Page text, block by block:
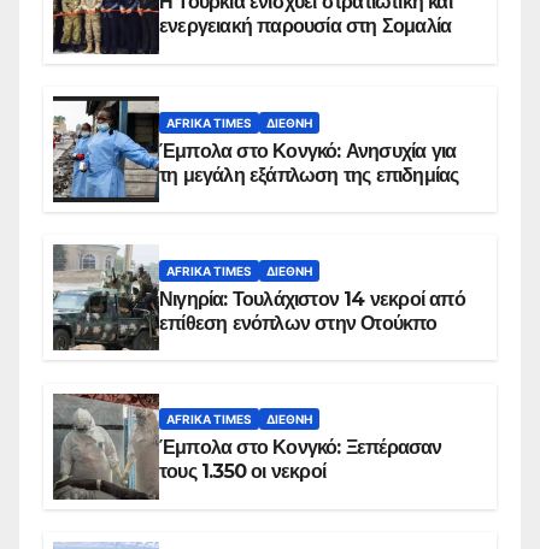
ενεργειακή παρουσία στη Σομαλία
AFRIKA TIMES ΔΙΕΘΝΉ
Έμπολα στο Κονγκό: Ανησυχία για
τη μεγάλη εξάπλωση της επιδημίας
AFRIKA TIMES ΔΙΕΘΝΉ
Νιγηρία: Τουλάχιστον 14 νεκροί από
επίθεση ενόπλων στην Οτούκπο
AFRIKA TIMES ΔΙΕΘΝΉ
Έμπολα στο Κονγκό: Ξεπέρασαν
τους 1.350 οι νεκροί